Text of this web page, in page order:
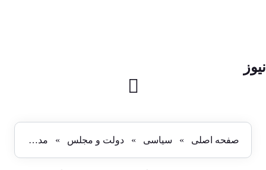
نیوز
صفحه اصلی » سیاسی »دولت و مجلس » مدیرعامل جدید گروه سرمایه‌گذاری مسکن منصوب شد